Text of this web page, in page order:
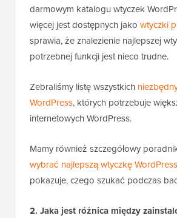
darmowym katalogu wtyczek
więcej jest dostępnych jako wtyczki
sprawia, że znalezienie najlepszej
potrzebnej funkcji jest nieco trudne.
Zebraliśmy listę wszystkich
WordPress, których potrzebuje
internetowych WordPress.
Mamy również szczegółowy
wybrać najlepszą wtyczkę WordPress
pokazuje, czego szukać podczas
2. Jaka jest różnica między